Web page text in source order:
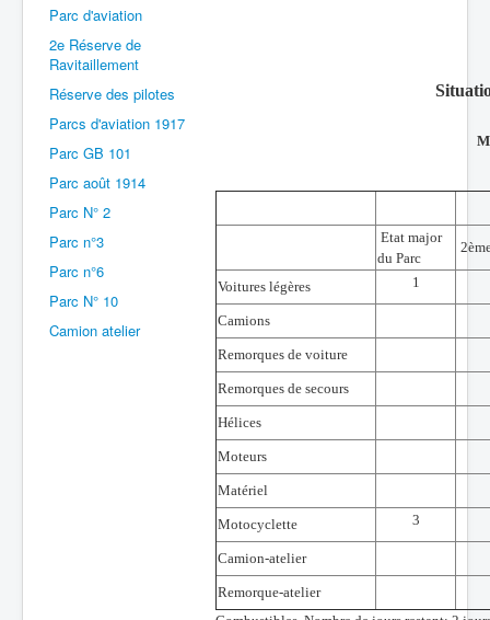
Organisation
Avions
Personnels
Formation
Doctrines
Les As
Cahiers des As
Parc d'aviation
2e Réserve de
Ravitaillement
Réserve des pilotes
Parcs d'aviation 1917
Parc GB 101
Parc août 1914
Parc N° 2
Parc n°3
Parc n°6
Parc N° 10
Camion atelier
Etat major
du Parc
Voitures légères 1
Camions
Remorques de voiture
Remorques de secours
Hélices
Moteurs
Matériel
Motocyclette 3
Camion-atelier
Remorque-atelier